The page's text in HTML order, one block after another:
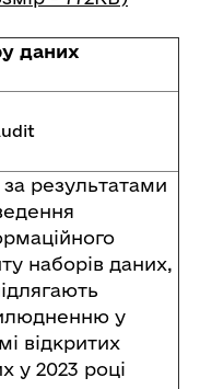
даних
за результатами
наборів даних,
у
відкритих
у 2023 році